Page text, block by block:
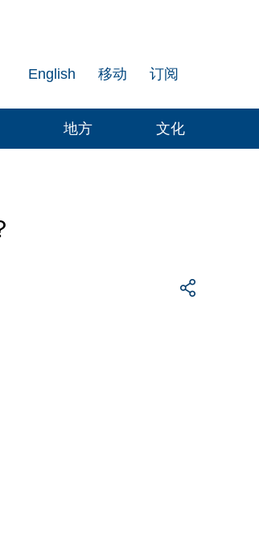
订阅
移动
English
地方 文化